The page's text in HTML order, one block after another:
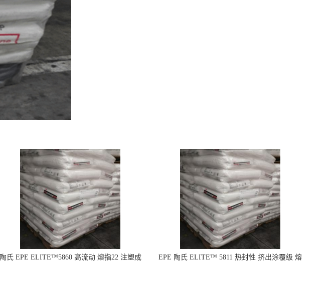
陶氏 EPE ELITE™5860 高流动 熔指22 注塑成
EPE 陶氏 ELITE™ 5811 热封性 挤出涂覆级 熔